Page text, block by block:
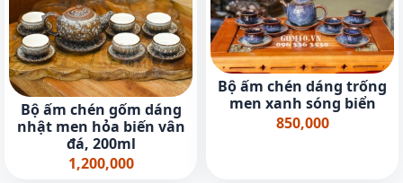
Bộ ấm chén gốm dáng
nhật men hỏa biến vân
đá, 200ml
1,200,000
Bộ ấm chén dáng trống
men xanh sóng biển
850,000